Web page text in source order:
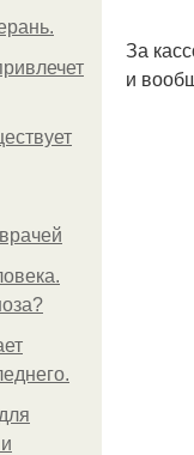
За
и